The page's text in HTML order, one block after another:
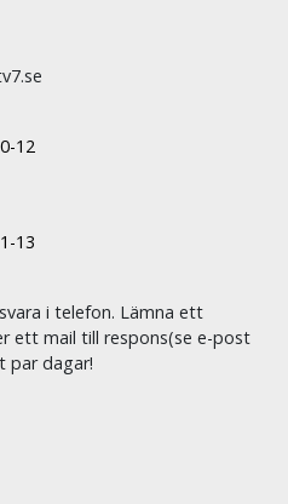
12
13
i telefon. Lämna ett
ett mail till respons(se e-post
par dagar!